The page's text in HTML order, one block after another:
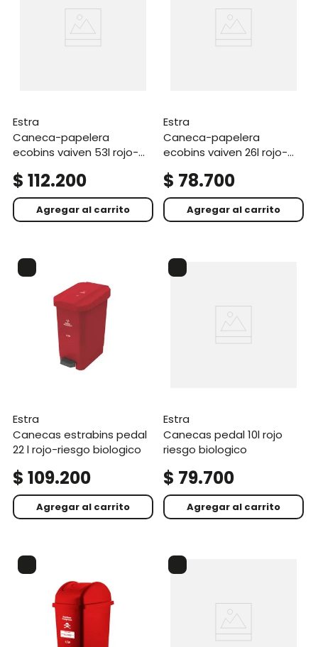
estra
caneca-papelera
ecobins vaiven 53l rojo-
$ 112.200
Agregar al carrito
estra
caneca-papelera
ecobins vaiven 26l rojo-
$ 78.700
Agregar al carrito
estra
canecas estrabins pedal
22 l rojo-riesgo biologico
$ 109.200
Agregar al carrito
estra
canecas pedal 10l rojo
riesgo biologico
$ 79.700
Agregar al carrito